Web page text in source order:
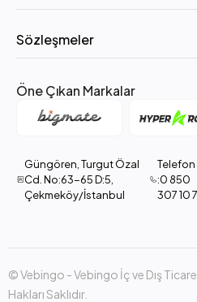
Sözleşmeler
Öne Çıkan Markalar
Güngören, Turgut Özal
Cd. No:63-65 D:5,
Çekmeköy/İstanbul
Telefon
:0 850
307 10
© Vebingo - Vebingo İç ve Dış
Hakları Saklıdır.